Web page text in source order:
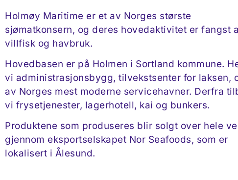
Holmøy Maritime er et av Norges største
sjømatkonsern, og deres hovedaktivitet er fangst
villfisk og havbruk.
Hovedbasen er på Holmen i Sortland kommune.
vi administrasjonsbygg, tilvekstsenter for laksen,
av Norges mest moderne servicehavner. Derfra
vi frysetjenester, lagerhotell, kai og bunkers.
Produktene som produseres blir solgt over hele
gjennom eksportselskapet Nor Seafoods, som er
lokalisert i Ålesund.